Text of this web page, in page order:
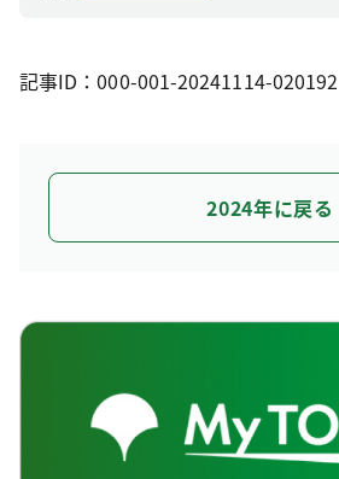
記事ID：000-001-20241114-020192
2024年に戻る